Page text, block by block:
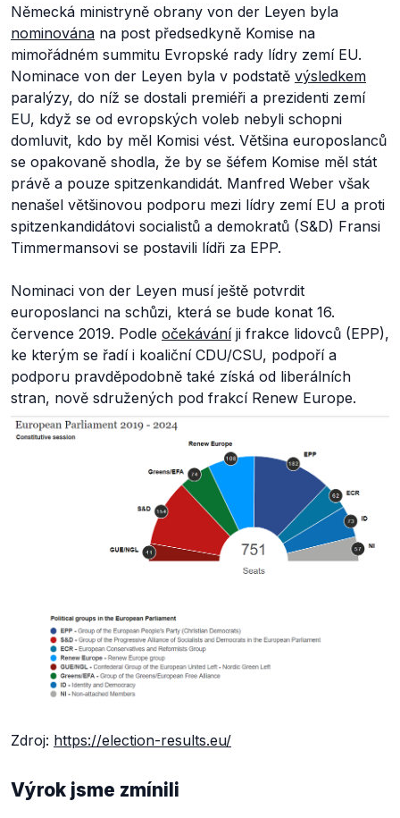
Německá ministryně obrany von der Leyen byla
nominována na post předsedkyně Komise na
mimořádném summitu Evropské rady lídry zemí EU.
Nominace von der Leyen byla v podstatě výsledkem
paralýzy, do níž se dostali premiéři a prezidenti zemí
EU, když se od evropských voleb nebyli schopni
domluvit, kdo by měl Komisi vést. Většina europoslanců
se opakovaně shodla, že by se šéfem Komise měl stát
právě a pouze spitzenkandidát. Manfred Weber však
nenašel většinovou podporu mezi lídry zemí EU a proti
spitzenkandidátovi socialistů a demokratů (S&D) Fransi
Timmermansovi se postavili lídři za EPP.
Nominaci von der Leyen musí ještě potvrdit
europoslanci na schůzi, která se bude konat 16.
července 2019. Podle očekáváníji frakce lidovců (EPP),
ke kterým se řadí i koaliční CDU/CSU, podpoří a
podporu pravděpodobně také získá od liberálních
stran, nově sdružených pod frakcí Renew Europe.
Zdroj: https://election-results.eu/
Výrok jsme zmínili